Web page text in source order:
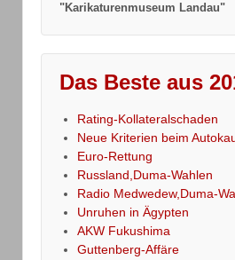
"Karikaturenmuseum Landau"
Das Beste aus
Rating-Kollateralschaden
Neue Kriterien beim
Euro-Rettung
Russland,Duma-Wahlen
Radio Medwedew,Duma-
Unruhen in Ägypten
AKW Fukushima
Guttenberg-Affäre